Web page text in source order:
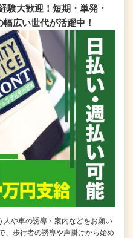
験大歓迎！短期・単発・
広い世代が活躍中！
人や車の誘導・案内などをお願い
、歩行者の誘導や声掛けから始め